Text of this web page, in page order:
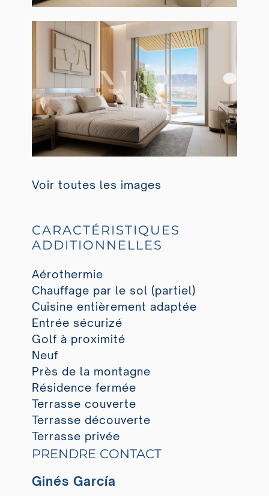
Voir toutes les images
CARACTÉRISTIQUES
ADDITIONNELLES
Aérothermie
Chauffage par le sol (partiel)
Cuisine entièrement adaptée
Entrée sécurizé
Golf à proximité
Neuf
Près de la montagne
Résidence fermée
Terrasse couverte
Terrasse découverte
Terrasse privée
PRENDRE CONTACT
Ginés García